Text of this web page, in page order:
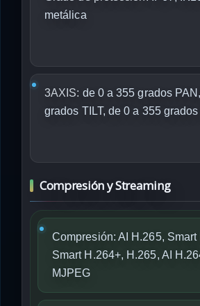
metálica
3AXIS: de 0 a 355 grados
grados TILT, de 0 a 355
Compresión y Streaming
Compresión: AI H.265, Smart
Smart H.264+, H.265, AI
MJPEG